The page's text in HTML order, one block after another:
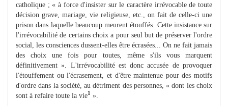
catholique ; « à force d'insister sur le caractère irrévocable de toute
décision grave, mariage, vie religieuse, etc., on fait de celle-ci une
prison dans laquelle beaucoup meurent étouffés. Cette insistance sur
l'irrévocabilité de certains choix a pour seul but de préserver l'ordre
social, les consciences dussent-elles être écrasées... On ne fait jamais
des choix une fois pour toutes, même s'ils vous marquent
définitivement ». L'irrévocabilité est donc accusée de provoquer
l'étouffement ou l'écrasement, et d'être maintenue pour des motifs
d'ordre dans la société, au détriment des personnes, « dont les choix
sont à refaire toute la vie1 ».